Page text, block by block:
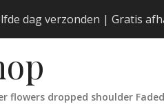
dag verzonden | Gratis
flowers dropped shoulder